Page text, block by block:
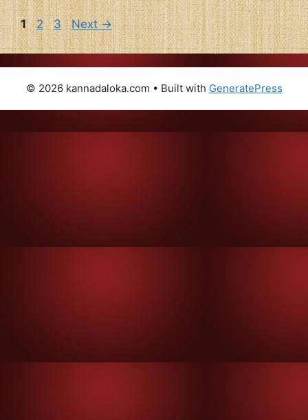
Page
1 Page
2 Page
3 Next→
© 2026 kannadaloka.com • Built with GeneratePress